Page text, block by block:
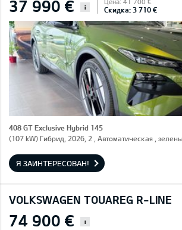
37 990 € i Скидка: 3 710 €
408 GT Exclusive Hybrid 145
(107 kW) Гибрид, 2026, 2 , Автоматическая ,
Я ЗАИНТЕРЕСОВАН!
VOLKSWAGEN TOUAREG R-LINE
74 900 € i